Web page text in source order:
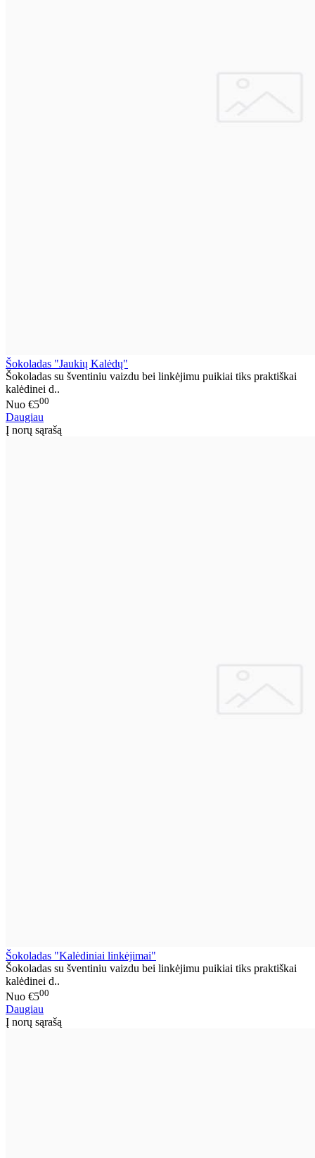
Šokoladas "Jaukių Kalėdų"
Šokoladas su šventiniu vaizdu bei linkėjimu puikiai tiks praktiškai
kalėdinei d..
Nuo €500
Daugiau
Į norų sąrašą
Šokoladas "Kalėdiniai linkėjimai"
Šokoladas su šventiniu vaizdu bei linkėjimu puikiai tiks praktiškai
kalėdinei d..
Nuo €500
Daugiau
Į norų sąrašą